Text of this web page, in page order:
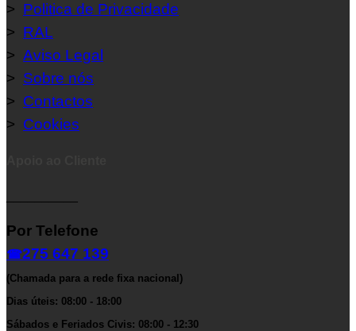
> Politica de Privacidade
> RAL
> Aviso Legal
> Sobre nós
> Contactos
> Cookies
Por Telefone
☎275 647 139
(Chamada para a rede fixa nacional)
Dias úteis: 08:00 - 18:00
Sábados e Feriados Civis: 08:00 - 12:30